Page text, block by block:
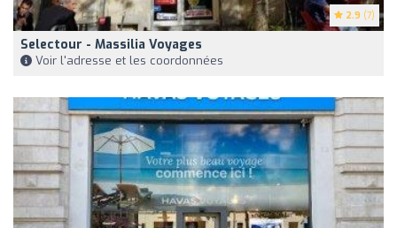
2.9 (7)
Selectour - Massilia Voyages
Voir l'adresse et les coordonnées